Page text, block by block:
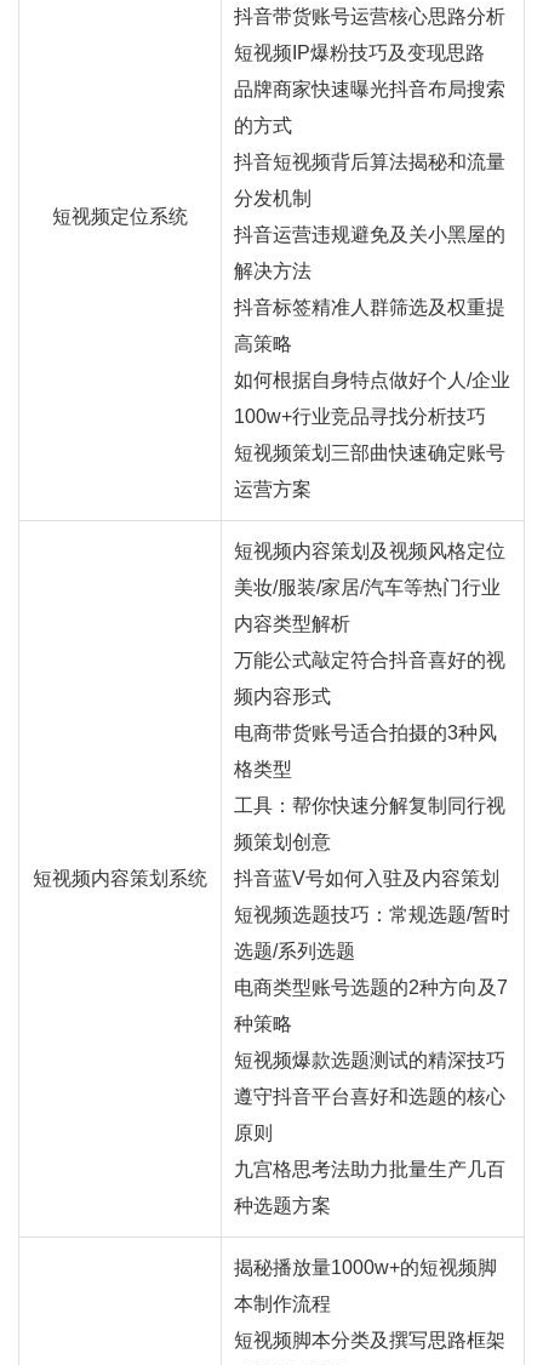
短视频定位系统
抖音带货账号运营核心思路分析
短视频IP爆粉技巧及变现思路
品牌商家快速曝光抖音布局搜索
的方式
抖音短视频背后算法揭秘和流量
分发机制
抖音运营违规避免及关小黑屋的
解决方法
抖音标签精准人群筛选及权重提
高策略
如何根据自身特点做好个人/企业
100w+行业竞品寻找分析技巧
短视频策划三部曲快速确定账号
运营方案
短视频内容策划系统
短视频内容策划及视频风格定位
美妆/服装/家居/汽车等热门行业
内容类型解析
万能公式敲定符合抖音喜好的视
频内容形式
电商带货账号适合拍摄的3种风
格类型
工具：帮你快速分解复制同行视
频策划创意
抖音蓝V号如何入驻及内容策划
短视频选题技巧：常规选题/暂时
选题/系列选题
电商类型账号选题的2种方向及7
种策略
短视频爆款选题测试的精深技巧
遵守抖音平台喜好和选题的核心
原则
九宫格思考法助力批量生产几百
种选题方案
揭秘播放量1000w+的短视频脚
本制作流程
短视频脚本分类及撰写思路框架